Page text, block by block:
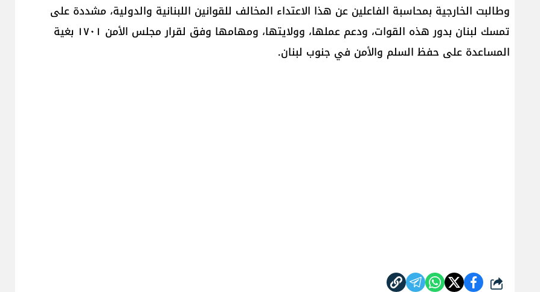
وطالبت الخارجية بمحاسبة الفاعلين عن هذا الاعتداء المخالف للقوانين اللبنانية والدولية، مشددة على
تمسك لبنان بدور هذه القوات، ودعم عملها، وولايتها، ومهامها وفق لقرار مجلس الأمن ١٧٠١ بغية
المساعدة على حفظ السلم والأمن في جنوب لبنان.
شارك